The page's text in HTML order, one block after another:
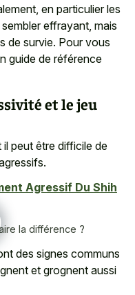
en particulier les
effrayant, mais
de survie. Pour vous
guide de référence
et le jeu
peut être difficile de
Agressif Du Shih
la différence ?
des signes communs
et grognent aussi